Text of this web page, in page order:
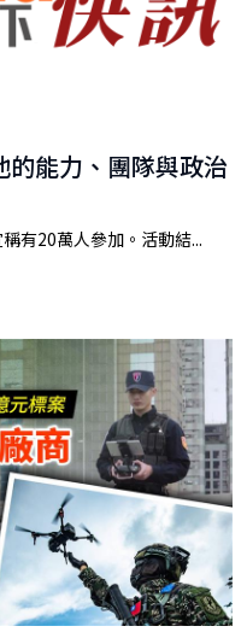
能力、團隊與政治
有20萬人參加。活動結...